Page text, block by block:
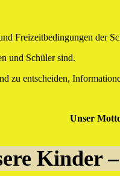
Freizeitbedingungen der
und Schüler sind.
entscheiden,
Unser
Kinder